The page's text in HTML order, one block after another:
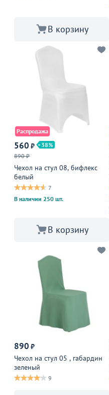
В корзину
Распродажа
560 ₽
38
890 ₽
Чехол на стул 08, бифлекс
белый
7
В наличии 250 шт.
В корзину
890 ₽
Чехол на стул 05 , габардин
зеленый
9